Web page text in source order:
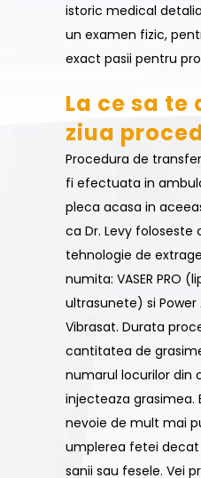
istoric medical
un examen fizic,
exact pasii pentru
La ce sa te
ziua
Procedura de
fi efectuata in
pleca acasa in
ca Dr. Levy foloseste
tehnologie de
numita: VASER PRO
ultrasunete) si Power
Vibrasat. Durata
cantitatea de
numarul locurilor din
injecteaza grasimea.
nevoie de mult mai
umplerea fetei
sanii sau fesele. Vei